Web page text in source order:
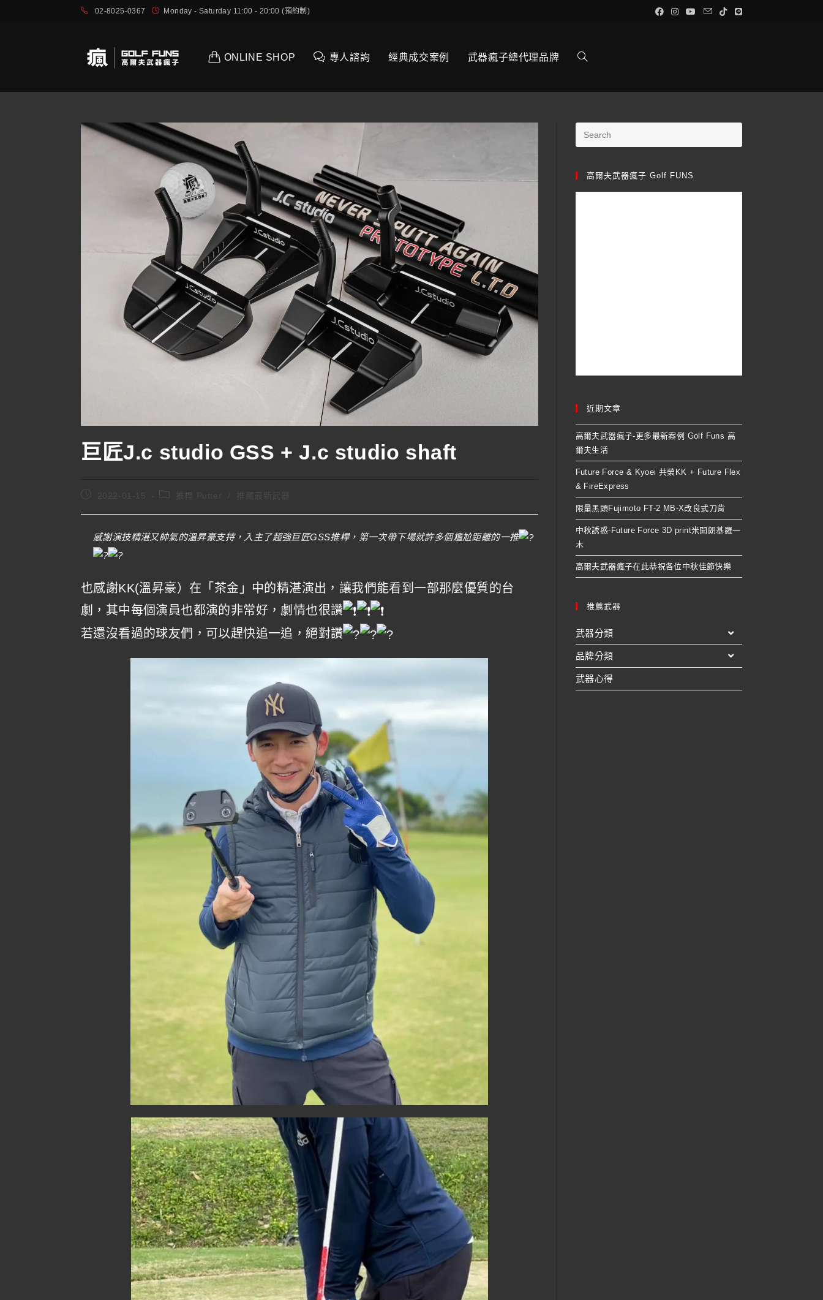
02-8025-0367 Monday - Saturday 11:00 - 20:00 (預約制)
ONLINE SHOP 專人諮詢 經典成交案例 武器瘋子總代理品牌
巨匠J.c studio GSS + J.c studio shaft
感謝演技精湛又帥氣的溫昇豪支持，入主了超強巨匠GSS推桿，第一次帶下場就許多個尷尬距離的一推
也感謝KK(溫昇豪）在「茶金」中的精湛演出，讓我們能看到一部那麼優質的台
劇，其中每個演員也都演的非常好，劇情也很讚
若還沒看過的球友們，可以趕快追一追，絕對讚
高爾夫武器瘋子 Golf FUNS
近期文章
高爾夫武器瘋子-更多最新案例 Golf Funs 高
爾夫生活
Future Force & Kyoei 共榮KK + Future Flex
& FireExpress
限量黑頭Fujimoto FT-2 MB-X改良式刀背
中秋誘惑-Future Force 3D print米開朗基羅一
木
高爾夫武器瘋子在此恭祝各位中秋佳節快樂
推薦武器
武器分類
品牌分類
武器心得